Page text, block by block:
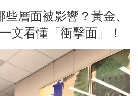
層面被影響？黃金、
文看懂「衝擊面」！